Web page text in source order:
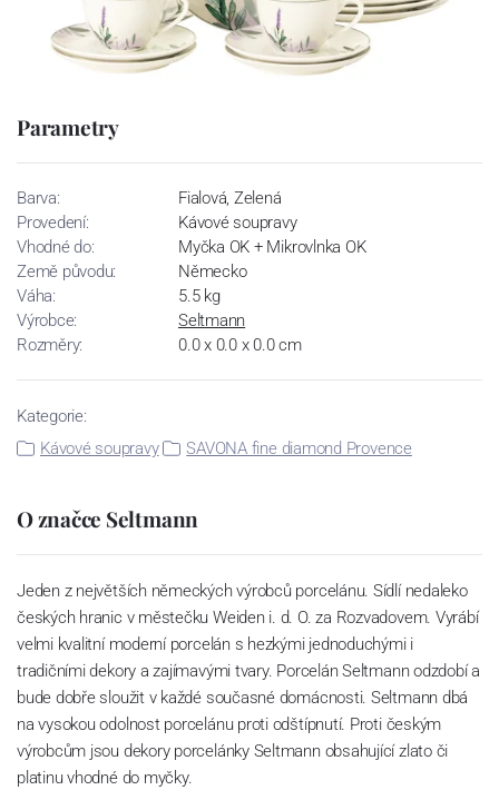
Parametry
Barva:
Fialová, Zelená
Provedení:
Kávové soupravy
Vhodné do:
Myčka OK + Mikrovlnka OK
Země původu:
Německo
Váha:
5.5 kg
Výrobce:
Seltmann
Rozměry:
0.0 x 0.0 x 0.0 cm
Kategorie:
Kávové soupravy
SAVONA fine diamond Provence
O značce Seltmann
Jeden z největších německých výrobců porcelánu. Sídlí nedaleko
českých hranic v městečku Weiden i. d. O. za Rozvadovem. Vyrábí
velmi kvalitní moderní porcelán s hezkými jednoduchými i
tradičními dekory a zajímavými tvary. Porcelán Seltmann odzdobí a
bude dobře sloužit v každé současné domácnosti. Seltmann dbá
na vysokou odolnost porcelánu proti odštípnutí. Proti českým
výrobcům jsou dekory porcelánky Seltmann obsahující zlato či
platinu vhodné do myčky.